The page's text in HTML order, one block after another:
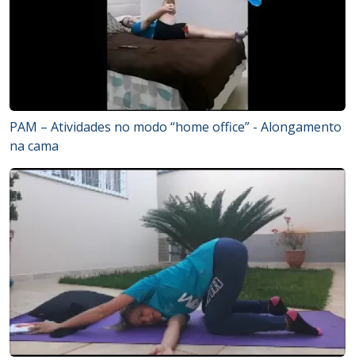
PAM – Atividades no modo “home office” - Alongamento
na cama